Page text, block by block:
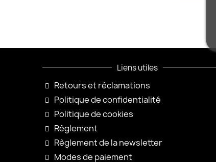
Liens utiles
Retours et réclamations
Politique de confidentialité
Politique de cookies
Règlement
Règlement de la newsletter
Modes de paiement